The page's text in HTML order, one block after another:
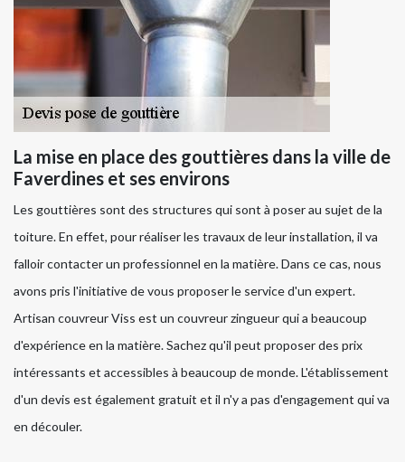
La mise en place des gouttières dans la ville de
Faverdines et ses environs
Les gouttières sont des structures qui sont à poser au sujet de la
toiture. En effet, pour réaliser les travaux de leur installation, il va
falloir contacter un professionnel en la matière. Dans ce cas, nous
avons pris l'initiative de vous proposer le service d'un expert.
Artisan couvreur Viss est un couvreur zingueur qui a beaucoup
d'expérience en la matière. Sachez qu'il peut proposer des prix
intéressants et accessibles à beaucoup de monde. L'établissement
d'un devis est également gratuit et il n'y a pas d'engagement qui va
en découler.